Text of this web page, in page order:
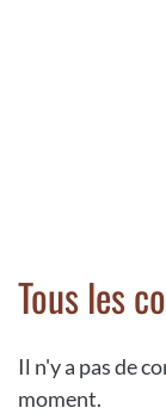
Tous les
Il n'y a pas de
moment.